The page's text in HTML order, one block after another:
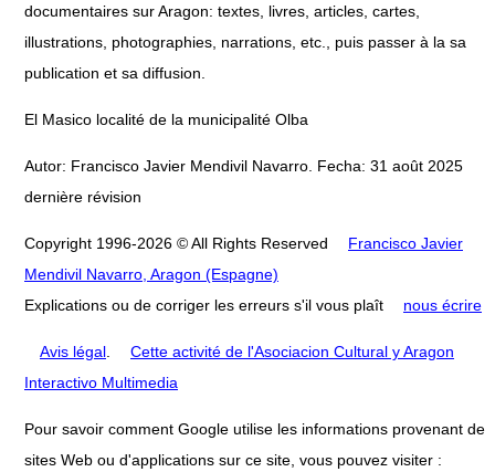
documentaires sur Aragon: textes, livres, articles, cartes,
illustrations, photographies, narrations, etc., puis passer à la sa
publication et sa diffusion.
El Masico localité de la municipalité Olba
Autor: Francisco Javier Mendivil Navarro. Fecha: 31 août 2025
dernière révision
Copyright 1996-2026 © All Rights Reserved
Francisco Javier
Mendivil Navarro, Aragon (Espagne)
Explications ou de corriger les erreurs s'il vous plaît
nous écrire
Avis légal
Cette activité de l'Asociacion Cultural y Aragon
Interactivo Multimedia
Pour savoir comment Google utilise les informations provenant de
sites Web ou d'applications sur ce site, vous pouvez visiter :